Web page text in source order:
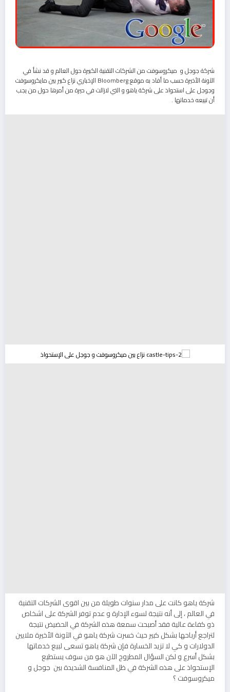
شركة جوجل و ميكروسوفت من الشركات التقنية الكبيرة حول العالم و قد نشأ في
الآونة الأخيرة حسب ما أفاد به موقع Bloomberg الإخباري نزاع كبير بين مايكروسوفت
وجوجل على استحواذ على شركة ياهو و التي لازالت في حيرة من أمرها حول من يجب
أن تبيعه خدماتها .
شركة ياهو كانت على مدار سنوات طويلة من بين اقوى الشركات التقنية
في العالم ، إلى أنه نتيجة لسوء الإدارة و عدم توفر الشركة على اشخاص
ذو كفاءة عالية فقد أصبحت سمعة هذه الشركة في الحضيض نتيجة
لتراجع أرباحها بشكل كبير حيث خسرت شركة ياهو في الآونة الأخيرة ملايين
الدولارات و كي لا تزيد الخسارة فإن شركة ياهو تسعى لبيع خدماتها
بشكل أسرع و لكن السؤال المطروح الآن هو من سوف يستطيع
الإستحواذ على هذه الشركة في ظل المنافسة الشديدة بين جوجل و
ميكروسوفت ؟